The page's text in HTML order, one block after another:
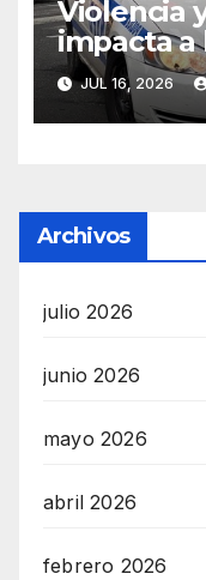
Violencia
impacta a
JUL 16, 2026
Archivos
julio 2026
junio 2026
mayo 2026
abril 2026
febrero 2026